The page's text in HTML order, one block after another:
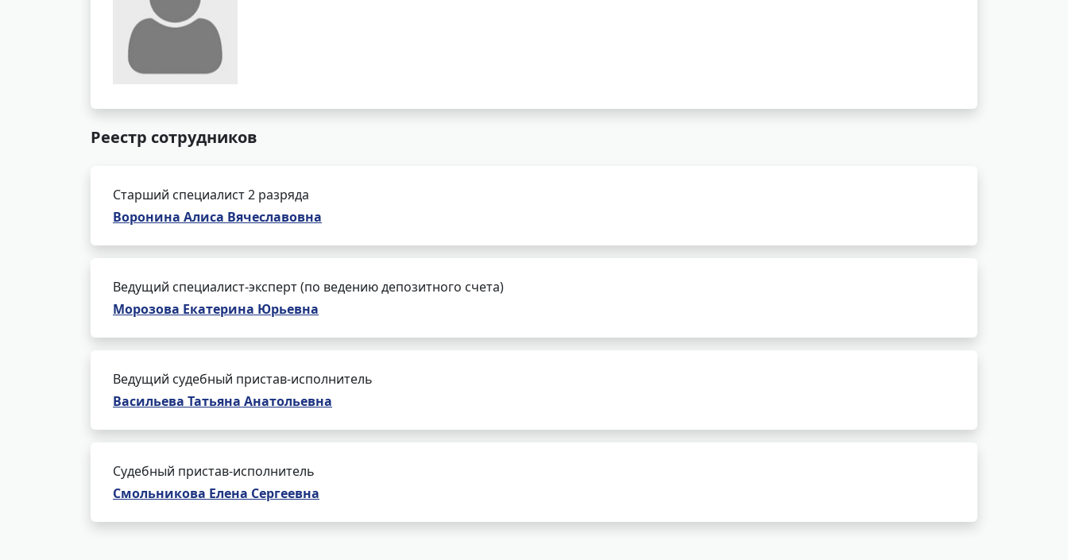
Реестр сотрудников
Старший специалист 2 разряда
Воронина Алиса Вячеславовна
Ведущий специалист-эксперт (по ведению депозитного счета)
Морозова Екатерина Юрьевна
Ведущий судебный пристав-исполнитель
Васильева Татьяна Анатольевна
Судебный пристав-исполнитель
Смольникова Елена Сергеевна